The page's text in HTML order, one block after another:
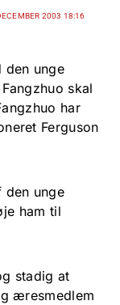
2003 18:16
den unge
skal
har
Ferguson
den unge
ham til
stadig at
æresmedlem